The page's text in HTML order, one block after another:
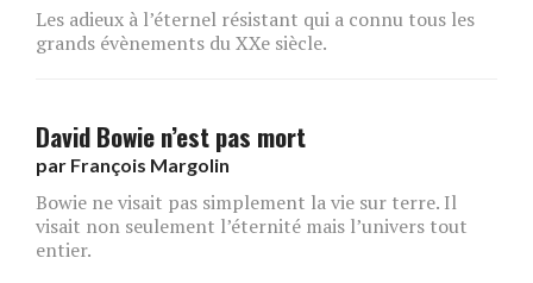
Les adieux à l’éternel résistant qui a connu tous les
grands évènements du XXe siècle.
David Bowie n’est pas mort
par François Margolin
Bowie ne visait pas simplement la vie sur terre. Il
visait non seulement l’éternité mais l’univers tout
entier.